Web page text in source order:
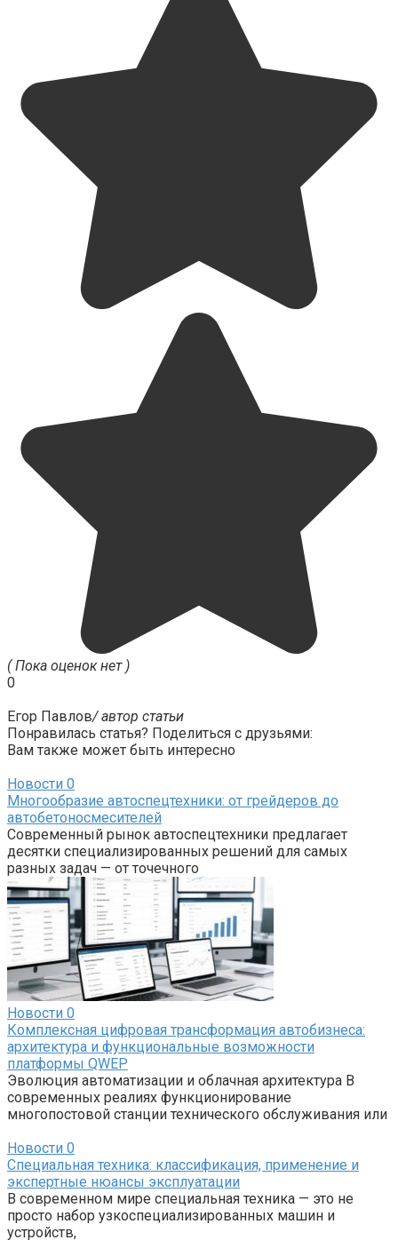
( Пока оценок нет )
0
Егор Павлов/ автор статьи
Понравилась статья? Поделиться с друзьями:
Вам также может быть интересно
Новости 0
Многообразие автоспецтехники: от грейдеров до
автобетоносмесителей
Современный рынок автоспецтехники предлагает
десятки специализированных решений для самых
разных задач — от точечного
Новости 0
Комплексная цифровая трансформация автобизнеса:
архитектура и функциональные возможности
платформы QWEP
Эволюция автоматизации и облачная архитектура В
современных реалиях функционирование
многопостовой станции технического обслуживания или
Новости 0
Специальная техника: классификация, применение и
экспертные нюансы эксплуатации
В современном мире специальная техника — это не
просто набор узкоспециализированных машин и
устройств,